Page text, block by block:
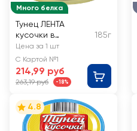
Много белка
Тунец ЛЕНТА
кусочки в
собственном соку
185г
Цена за 1 шт
С Картой №1
214,99 руб
263,19 руб -18%
4.8